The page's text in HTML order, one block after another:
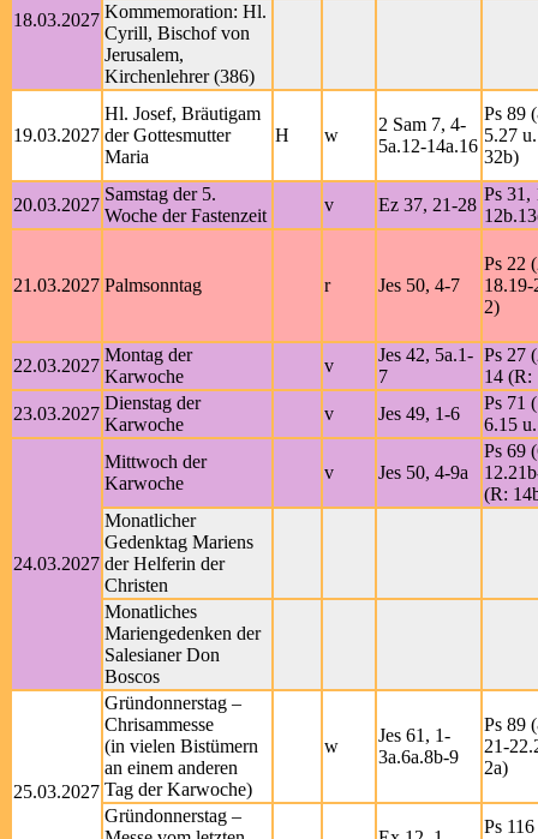
18.03.2027 Kommemoration: Hl.
Cyrill, Bischof von
Jerusalem,
Kirchenlehrer (386)
19.03.2027
Hl. Josef, Bräutigam
der Gottesmutter
Maria
H w
2 Sam 7, 4-
5a.12-14a.16
Ps 89
5.27
32b)
20.03.2027
Samstag der 5.
Woche der Fastenzeit
v Ez 37, 21-28
Ps 31,
21.03.2027 Palmsonntag r Jes 50, 4-7
Ps 22
2)
22.03.2027
Montag der
Karwoche
v
Jes 42, 5a.1-
7
Ps 27
14 (R:
23.03.2027
Dienstag der
Karwoche
v Jes 49, 1-6
Ps 71
6.15
24.03.2027
Mittwoch der
Karwoche
v Jes 50, 4-9a
Ps 69
(R:
Monatlicher
Gedenktag Mariens
der Helferin der
Christen
Monatliches
Mariengedenken der
Salesianer Don
Boscos
25.03.2027
Gründonnerstag –
Chrisammesse
(in vielen Bistümern
an einem anderen
Tag der Karwoche)
w
Jes 61, 1-
3a.6a.8b-9
Ps 89
21-
2a)
Gründonnerstag –
Ps